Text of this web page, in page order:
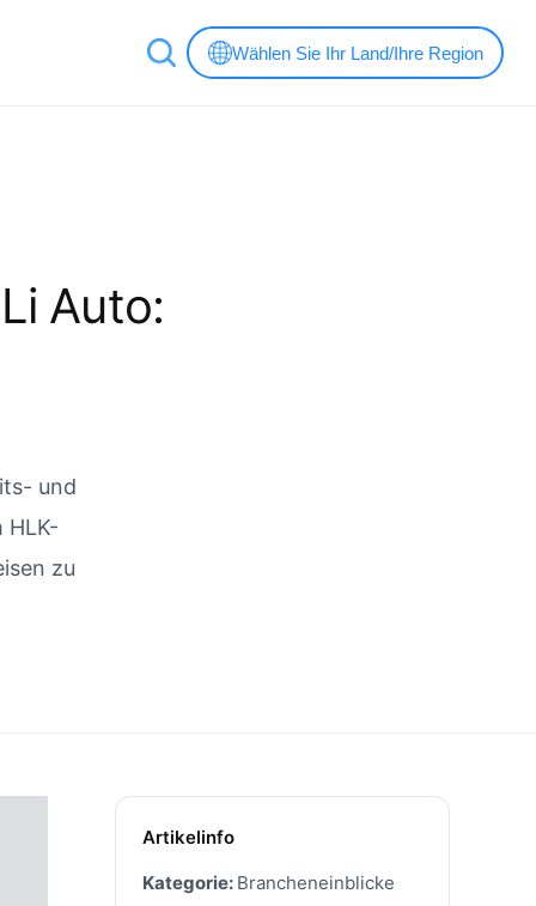
Wählen Sie Ihr Land/Ihre Region
Auto:
und
HLK-
zu
Artikelinfo
Kategorie: Brancheneinblicke